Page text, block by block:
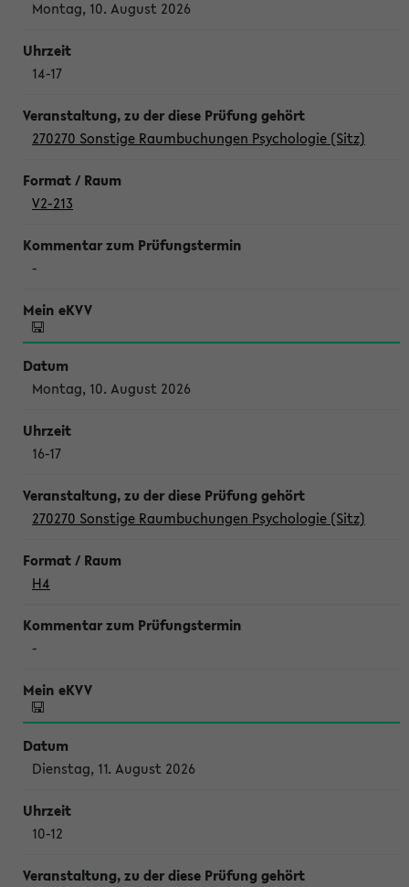
Montag, 10. August 2026
14-17
270270 Sonstige Raumbuchungen Psychologie (Sitz)
V2-213
-
Montag, 10. August 2026
16-17
270270 Sonstige Raumbuchungen Psychologie (Sitz)
H4
-
Dienstag, 11. August 2026
10-12